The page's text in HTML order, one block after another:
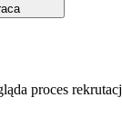
proces